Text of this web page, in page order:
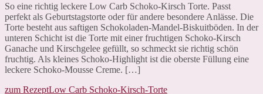
So eine richtig leckere Low Carb Schoko-Kirsch Torte. Passt
perfekt als Geburtstagstorte oder für andere besondere Anlässe. Die
Torte besteht aus saftigen Schokoladen-Mandel-Biskuitböden. In der
unteren Schicht ist die Torte mit einer fruchtigen Schoko-Kirsch
Ganache und Kirschgelee gefüllt, so schmeckt sie richtig schön
fruchtig. Als kleines Schoko-Highlight ist die oberste Füllung eine
leckere Schoko-Mousse Creme. […]
zum RezeptLow Carb Schoko-Kirsch-Torte